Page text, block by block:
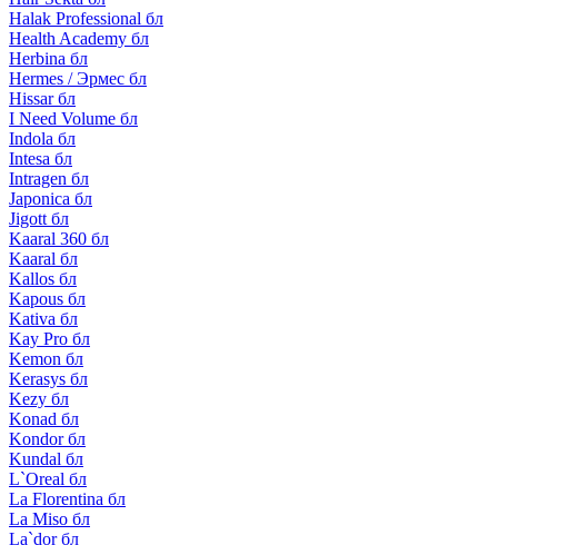
Halak Professional бл
Health Academy бл
Herbina бл
Hermes / Эрмес бл
Hissar бл
I Need Volume бл
Indola бл
Intesa бл
Intragen бл
Japonica бл
Jigott бл
Kaaral 360 бл
Kaaral бл
Kallos бл
Kapous бл
Kativa бл
Kay Pro бл
Kemon бл
Kerasys бл
Kezy бл
Konad бл
Kondor бл
Kundal бл
L`Oreal бл
La Florentina бл
La Miso бл
La`dor бл